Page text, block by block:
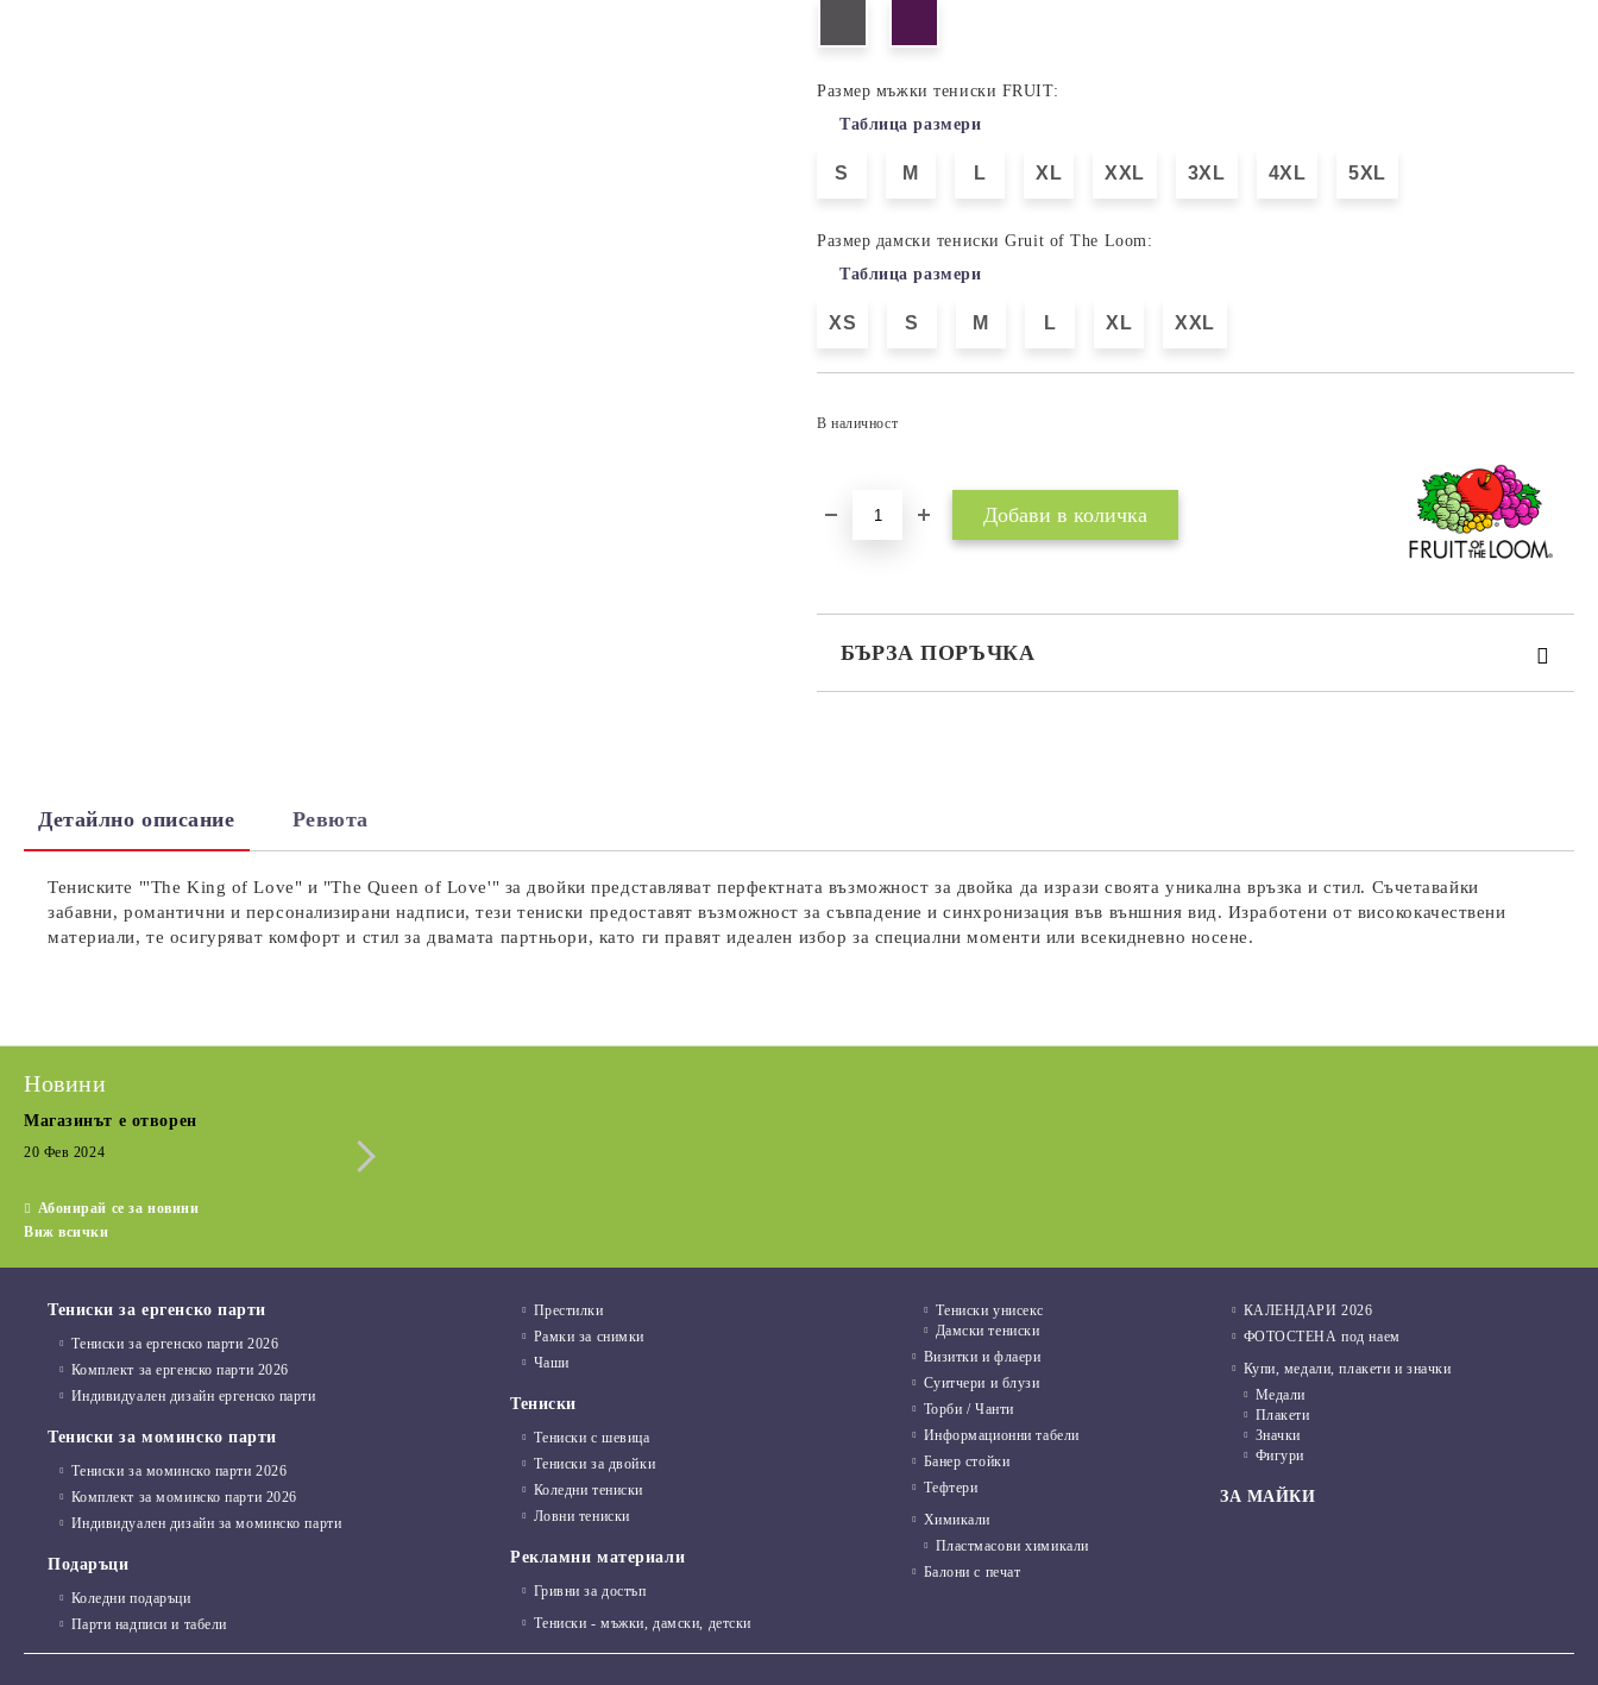
Размер мъжки тениски FRUIT:
Таблица размери
S M L XL XXL 3XL 4XL 5XL
Размер дамски тениски Gruit of The Loom:
Таблица размери
XS S M L XL XXL
В наличност
БЪРЗА ПОРЪЧКА
Детайлно описание Ревюта
Тениските "'The King of Love" и "The Queen of Love'" за двойки представляват перфектната възможност за двойка да изрази своята уникална връзка и стил. Съчетавайки
забавни, романтични и персонализирани надписи, тези тениски предоставят възможност за съвпадение и синхронизация във външния вид. Изработени от висококачествени
материали, те осигуряват комфорт и стил за двамата партньори, като ги правят идеален избор за специални моменти или всекидневно носене.
Новини
Магазинът е отворен
20 Фев 2024
Абонирай се за новини
Виж всички
Тениски за ергенско парти
Тениски за ергенско парти 2026
Комплект за ергенско парти 2026
Индивидуален дизайн ергенско парти
Тениски за моминско парти
Тениски за моминско парти 2026
Комплект за моминско парти 2026
Индивидуален дизайн за моминско парти
Подаръци
Коледни подаръци
Парти надписи и табели
Престилки
Рамки за снимки
Чаши
Тениски
Тениски с шевица
Тениски за двойки
Коледни тениски
Ловни тениски
Рекламни материали
Гривни за достъп
Тениски - мъжки, дамски, детски
Тениски унисекс
Дамски тениски
Визитки и флаери
Суитчери и блузи
Торби / Чанти
Информационни табели
Банер стойки
Тефтери
Химикали
Пластмасови химикали
Балони с печат
КАЛЕНДАРИ 2026
ФОТОСТЕНА под наем
Купи, медали, плакети и значки
Медали
Плакети
Значки
Фигури
ЗА МАЙКИ